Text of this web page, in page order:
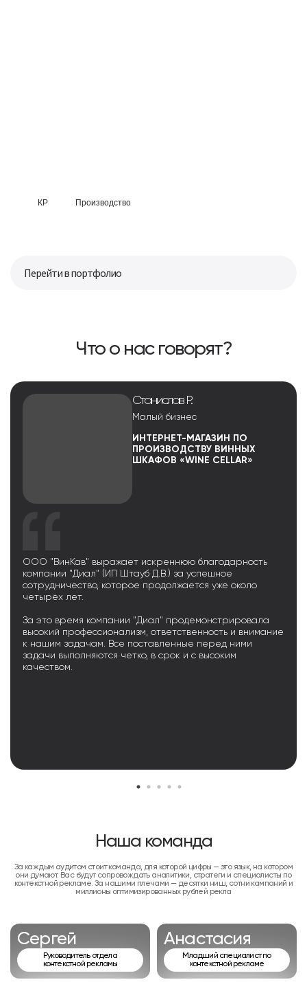
КР Производство
Перейти в портфолио
Что о нас говорят?
Станислав Р.
Малый бизнес
ИНТЕРНЕТ-МАГАЗИН ПО
ПРОИЗВОДСТВУ ВИННЫХ
ШКАФОВ «WINE CELLAR»
ООО "ВинКав" выражает искреннюю благодарность
компании "Диал" (ИП Штауб Д.В.) за успешное
сотрудничество, которое продолжается уже около
четырёх лет.
За это время компании "Диал" продемонстрировала
высокий профессионализм, ответственность и внимание
к нашим задачам. Все поставленные перед ними
задачи выполняются четко, в срок и с высоким
качеством.
Наша команда
За каждым аудитом стоит команда, для которой цифры — это язык, на котором
они думают. Вас будут сопровождать аналитики, стратеги и специалисты по
контекстной рекламе. За нашими плечами — десятки ниш, сотни кампаний и
миллионы оптимизированных рублей рекла
Сергей
Руководитель отдела
контекстной рекламы
Анастасия
Младший специалист по
контекстной рекламе